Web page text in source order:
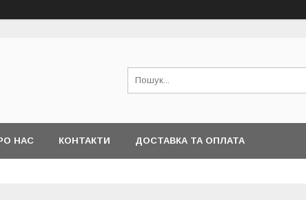
НАС КОНТАКТИ ДОСТАВКА ТА ОПЛАТА